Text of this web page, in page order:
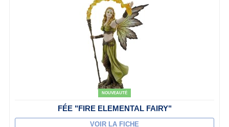
NOUVEAUTÉ
FÉE "FIRE ELEMENTAL FAIRY"
VOIR LA FICHE